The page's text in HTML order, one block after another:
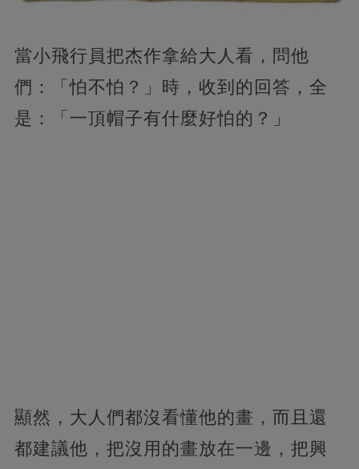
當小飛行員把杰作拿給大人看，問他
們：「怕不怕？」時，收到的回答，全
是：「一頂帽子有什麼好怕的？」
顯然，大人們都沒看懂他的畫，而且還
都建議他，把沒用的畫放在一邊，把興